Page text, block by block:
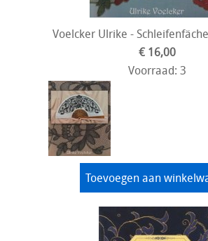
Voelcker Ulrike -
€ 16,00
Voorraad: 3
Toevoegen aan